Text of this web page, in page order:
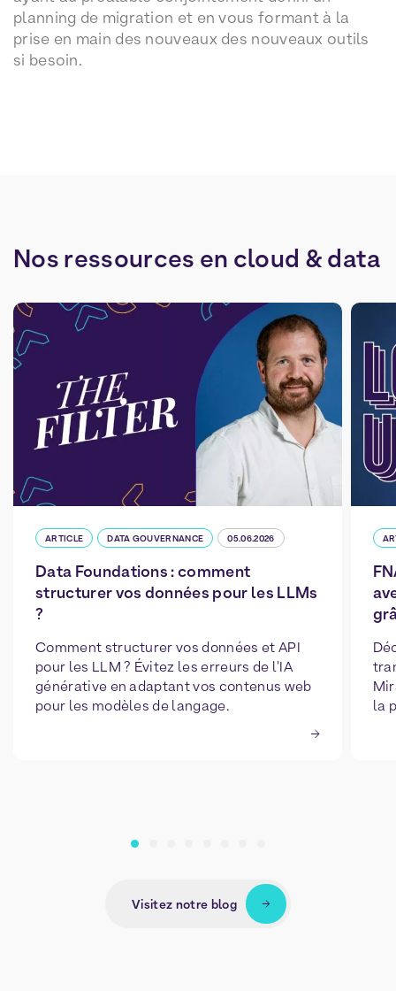
planning de migration et en vous formant à la
prise en main des nouveaux des nouveaux outils
si besoin.
Nos ressources en cloud & data
ARTICLE DATA GOUVERNANCE 05.06.2026
Data Foundations : comment
structurer vos données pour les LLMs
?
Comment structurer vos données et API
pour les LLM ? Évitez les erreurs de l'IA
générative en adaptant vos contenus web
pour les modèles de langage.
la
Visitez notre blog